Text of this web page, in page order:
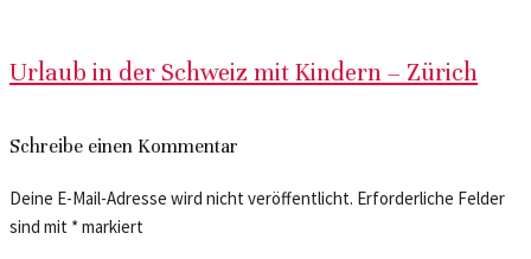
Urlaub in der Schweiz mit Kindern – Zürich
Schreibe einen Kommentar
Deine E-Mail-Adresse wird nicht veröffentlicht. Erforderliche Felder
sind mit *markiert